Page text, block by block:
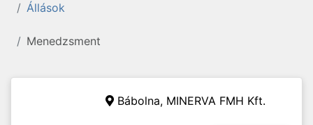
Állások
Menedzsment
Bábolna, MINERVA FMH Kft.